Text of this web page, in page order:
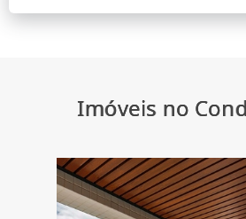
Imóveis no